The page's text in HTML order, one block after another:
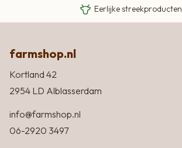
Eerlijke streekproducten
farmshop.nl
Kortland 42
2954 LD Alblasserdam
info@farmshop.nl
06-2920 3497